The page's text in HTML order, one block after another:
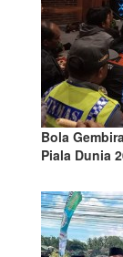
Bola
Piala Dunia